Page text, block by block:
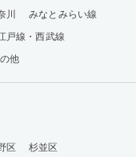
川
みなとみらい線
戸線・西武線
他
区 杉並区